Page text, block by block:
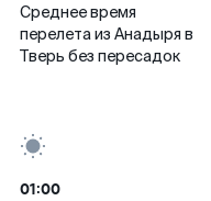
Среднее время
перелета из Анадыря в
Тверь без пересадок
01:00